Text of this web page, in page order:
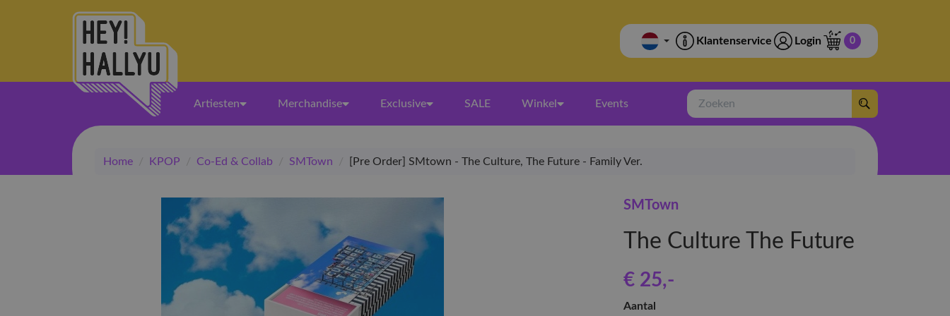
Klantenservice Login 0
Artiesten Merchandise Exclusive SALE Winkel Events
Zoeken
Home / KPOP / Co-Ed & Collab / SMTown / [Pre Order] SMtown - The Culture, The Future - Family Ver.
SMTown
The Culture The Future
€ 25,-
Aantal